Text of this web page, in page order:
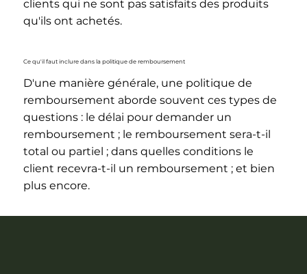
clients qui ne sont pas satisfaits des produits
qu'ils ont achetés.
Ce qu'il faut inclure dans la politique de remboursement
D'une manière générale, une politique de
remboursement aborde souvent ces types de
questions : le délai pour demander un
remboursement ; le remboursement sera-t-il
total ou partiel ; dans quelles conditions le
client recevra-t-il un remboursement ; et bien
plus encore.